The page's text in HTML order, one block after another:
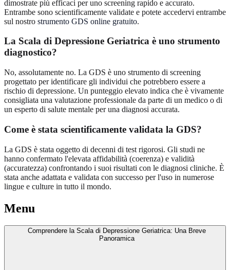
dimostrate più efficaci per uno screening rapido e accurato.
Entrambe sono scientificamente validate e potete accedervi entrambe
sul nostro strumento GDS online gratuito.
La Scala di Depressione Geriatrica è uno strumento
diagnostico?
No, assolutamente no. La GDS è uno strumento di screening
progettato per identificare gli individui che potrebbero essere a
rischio di depressione. Un punteggio elevato indica che è vivamente
consigliata una valutazione professionale da parte di un medico o di
un esperto di salute mentale per una diagnosi accurata.
Come è stata scientificamente validata la GDS?
La GDS è stata oggetto di decenni di test rigorosi. Gli studi ne
hanno confermato l'elevata affidabilità (coerenza) e validità
(accuratezza) confrontando i suoi risultati con le diagnosi cliniche. È
stata anche adattata e validata con successo per l'uso in numerose
lingue e culture in tutto il mondo.
Menu
Comprendere la Scala di Depressione Geriatrica: Una Breve
Panoramica